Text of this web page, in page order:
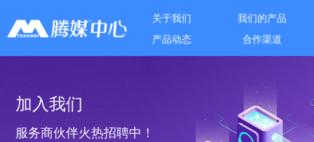
关于我们
我们的产品
产品动态
合作渠道
加入我们
服务商伙伴火热招聘中！